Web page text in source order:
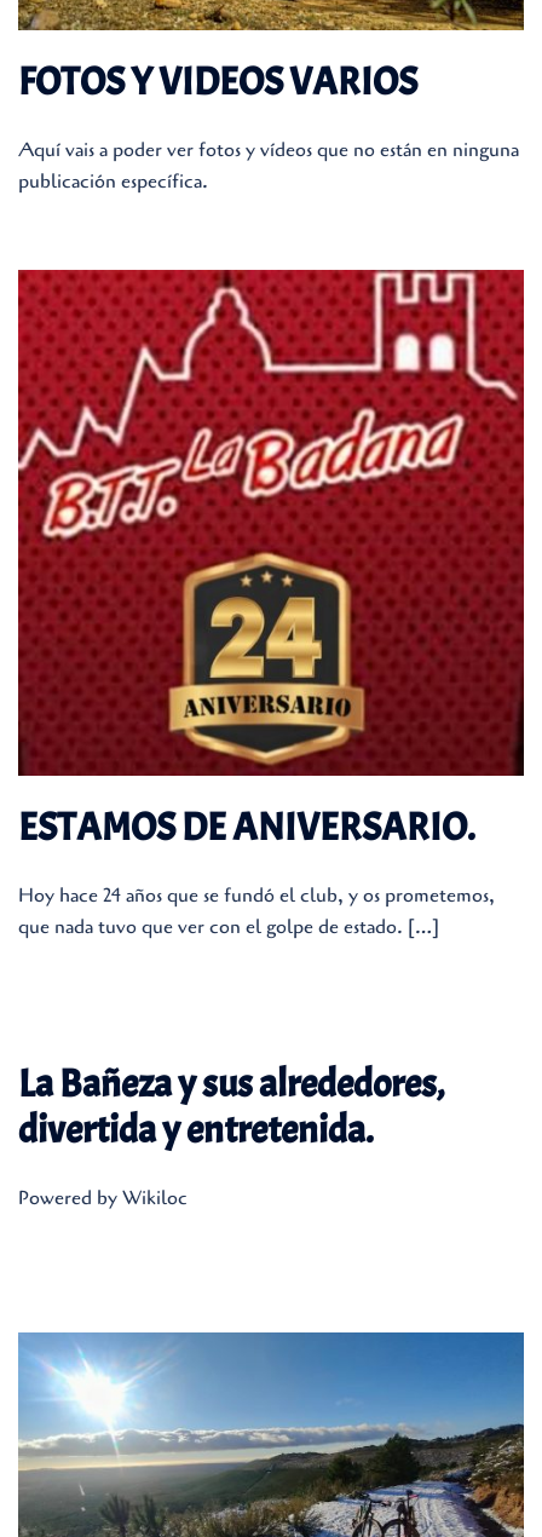
FOTOS Y VIDEOS VARIOS
Aquí vais a poder ver fotos y vídeos que no están en ninguna
publicación específica.
ESTAMOS DE ANIVERSARIO.
Hoy hace 24 años que se fundó el club, y os prometemos,
que nada tuvo que ver con el golpe de estado. […]
La Bañeza y sus alrededores,
divertida y entretenida.
Powered by Wikiloc